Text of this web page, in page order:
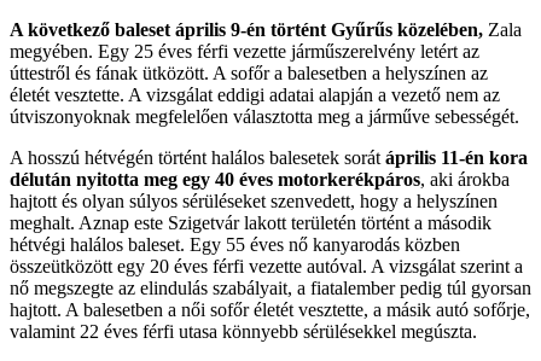
A következő baleset április 9-én történt Gyűrűs közelében, Zala
megyében. Egy 25 éves férfi vezette járműszerelvény letért az
úttestről és fának ütközött. A sofőr a balesetben a helyszínen az
életét vesztette. A vizsgálat eddigi adatai alapján a vezető nem az
útviszonyoknak megfelelően választotta meg a járműve sebességét.
A hosszú hétvégén történt halálos balesetek sorát április 11-én kora
délután nyitotta meg egy 40 éves motorkerékpáros, aki árokba
hajtott és olyan súlyos sérüléseket szenvedett, hogy a helyszínen
meghalt. Aznap este Szigetvár lakott területén történt a második
hétvégi halálos baleset. Egy 55 éves nő kanyarodás közben
összeütközött egy 20 éves férfi vezette autóval. A vizsgálat szerint a
nő megszegte az elindulás szabályait, a fiatalember pedig túl gyorsan
hajtott. A balesetben a női sofőr életét vesztette, a másik autó sofőrje,
valamint 22 éves férfi utasa könnyebb sérülésekkel megúszta.